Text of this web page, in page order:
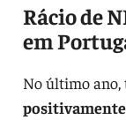
Rácio de
em
No último ano,